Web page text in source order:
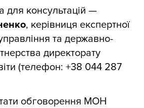
для консультацій —
, керівниця експертної
та державно-
директорату
(телефон: +38 044 287
обговорення МОН